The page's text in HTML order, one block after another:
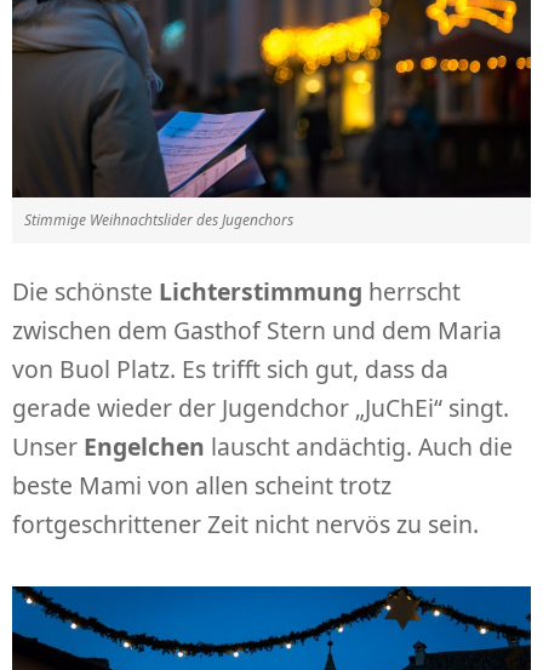
Stimmige Weihnachtslider des Jugenchors
Die schönste Lichterstimmung herrscht
zwischen dem Gasthof Stern und dem Maria
von Buol Platz. Es trifft sich gut, dass da
gerade wieder der Jugendchor „JuChEi“ singt.
Unser Engelchen lauscht andächtig. Auch die
beste Mami von allen scheint trotz
fortgeschrittener Zeit nicht nervös zu sein.